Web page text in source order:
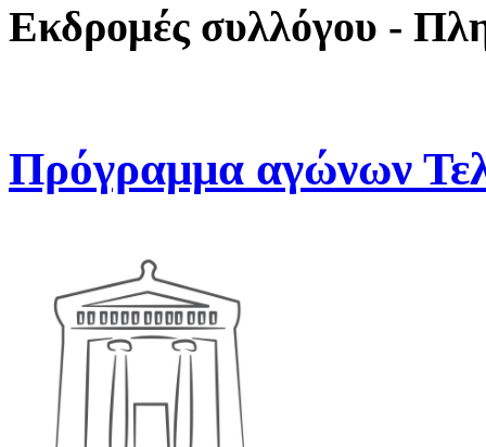
Εκδρομές συλλόγου -
Πρόγραμμα αγώνων